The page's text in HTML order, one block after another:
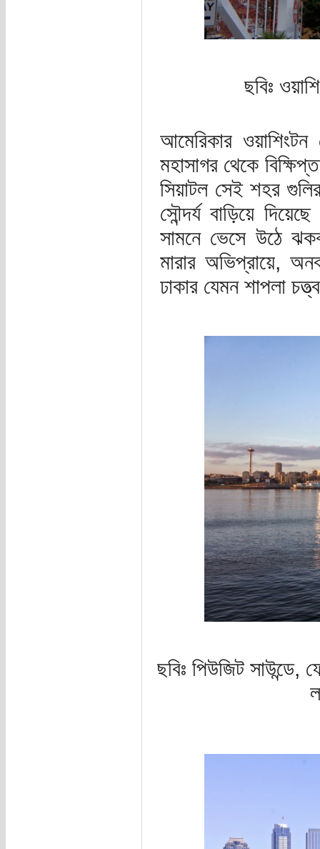
ছবিঃ
আমেরিকার
মহাসাগর থেকে
সিয়াটল সেই শহর
সৌন্দর্য বাড়িয়ে
সামনে ভেসে উঠে
মারার অভিপ্রায়ে,
ঢাকার যেমন শাপলা
ছবিঃ পিউজিট সাউন্ডে,